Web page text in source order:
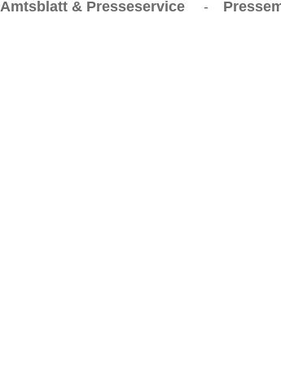
Amtsblatt & Presseservice -